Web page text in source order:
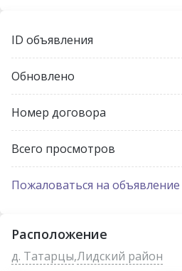
Расположение
д. Татарцы,Лидский район
ID объявления
Обновлено
Номер договора
Всего просмотров
Пожаловаться на объявление